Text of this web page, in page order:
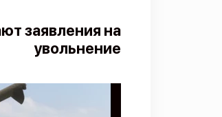
заявления на
увольнение